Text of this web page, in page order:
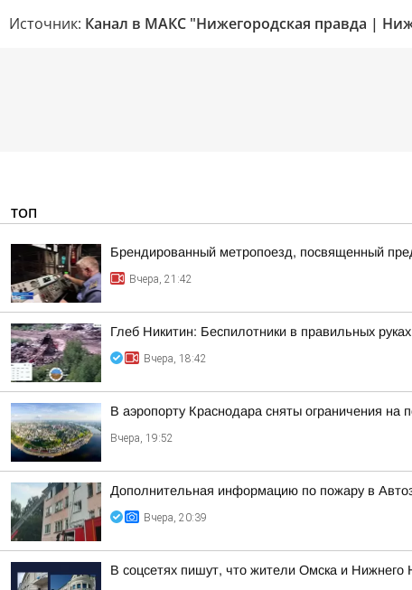
Источник: Канал в МАКС "Нижегородская правда |
ТОП
Брендированный метропоезд, посвященный
Вчера, 21:42
Глеб Никитин: Беспилотники в правильных
Вчера, 18:42
В аэропорту Краснодара сняты ограничения на
Вчера, 19:52
Дополнительная информацию по пожару в
Вчера, 20:39
В соцсетях пишут, что жители Омска и Нижнего